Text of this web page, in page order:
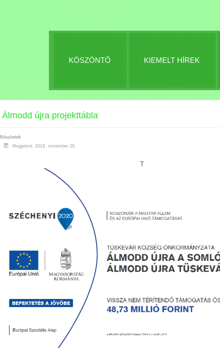
KÖSZÖNTŐ KIEMELT HÍREK
Álmodd újra projekttábla
Részletek
Megjelent: 2019. november 26.
T